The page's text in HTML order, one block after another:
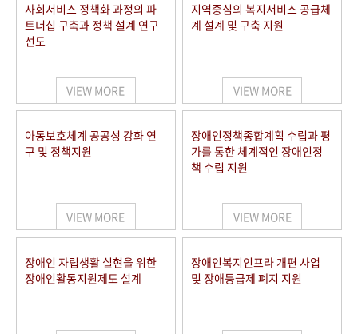
사회서비스 정책화 과정의 파
트너십 구축과 정책 설계 연구
선도
VIEW MORE
지역중심의 복지서비스 공급체
계 설계 및 구축 지원
VIEW MORE
아동보호체계 공공성 강화 연
구 및 정책지원
VIEW MORE
장애인정책종합계획 수립과 평
가를 통한 체계적인 장애인정
책 수립 지원
VIEW MORE
장애인 자립생활 실현을 위한
장애인활동지원제도 설계
장애인복지인프라 개편 사업
및 장애등급제 폐지 지원